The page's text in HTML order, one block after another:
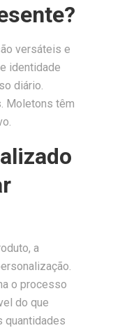
versáteis e
identidade
diário.
Moletons têm
a
o processo
do que
quantidades